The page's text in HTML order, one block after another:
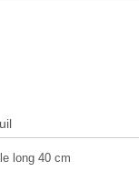
long 40 cm